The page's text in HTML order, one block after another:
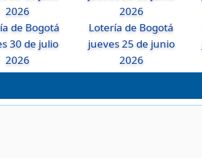
de Bogotá
30 de julio
2026
Lotería de Bogotá
jueves 25 de junio
2026